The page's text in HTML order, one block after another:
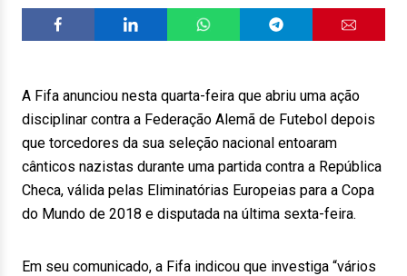
A Fifa anunciou nesta quarta-feira que abriu uma ação
disciplinar contra a Federação Alemã de Futebol depois
que torcedores da sua seleção nacional entoaram
cânticos nazistas durante uma partida contra a República
Checa, válida pelas Eliminatórias Europeias para a Copa
do Mundo de 2018 e disputada na última sexta-feira.
Em seu comunicado, a Fifa indicou que investiga “vários